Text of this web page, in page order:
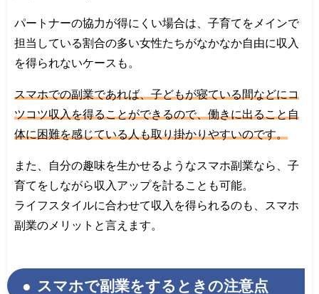
パートナーの協力が得にくい場合は、子育てをメインで
担当している割合の多い女性たちがなかなか自由に収入
を得られないケースも。
スマホでの副業であれば、子どもが寝ている間などにコ
ツコツ収入を得ることができるので、働きに出ること自
体に困難を感じている人も取り掛かりやすいのです。
また、自分の趣味を生かせるようなスマホ副業なら、子
育てをしながら収入アップを計ることも可能。
ライフスタイルに合わせて収入を得られるのも、スマホ
副業のメリットと言えます。
スマホで副業をするときの注意点